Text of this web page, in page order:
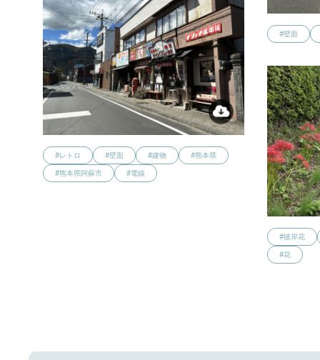
#壁面
#レトロ #壁面 #建物
#熊本県
#熊本県阿蘇市
#電線
#彼岸花
#花